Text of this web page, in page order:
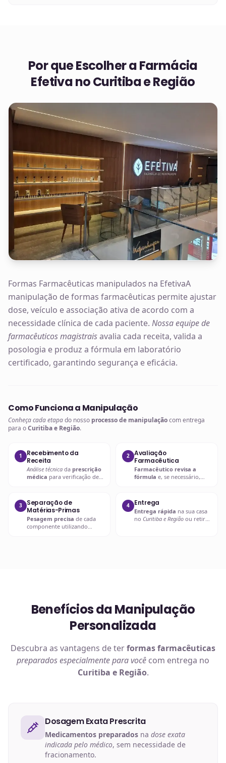
Por que Escolher a Farmácia
Efetiva noCuritiba e Região
Formas Farmacêuticas manipulados na EfetivaA
manipulação de formas farmacêuticas permite ajustar
dose, veículo e associação ativa de acordo com a
necessidade clínica de cada paciente. Nossa equipe de
farmacêuticos magistraisavalia cada receita, valida a
posologia e produz a fórmula em laboratório
certificado, garantindo segurança e eficácia.
Como Funciona a Manipulação
Conheça cada etapado nosso processo de manipulaçãocom entrega
para oCuritiba e Região.
1
Recebimento da
Receita
Análise técnica da prescrição
médica para verificação de
2
Avaliação
Farmacêutica
Farmacêutico revisa a
fórmula e, se necessário,
esclarecimentos.
3
Separação de
Matérias-Primas
Pesagem precisa de cada
componente utilizando
4 Entrega
Entrega rápida na sua casa
no Curitiba e Região ou retire
Benefícios da Manipulação
Personalizada
Descubra as vantagens de terformas farmacêuticas
preparados especialmente para você com entrega no
Curitiba e Região.
Dosagem Exata Prescrita
Medicamentos preparados na dose exata
indicada pelo médico, sem necessidade de
fracionamento.